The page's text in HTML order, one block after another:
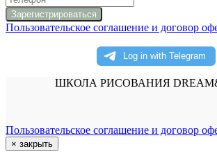
Пользовательское соглашение и договор
ШКОЛА РИСОВАНИЯ
Пользовательское соглашение и договор
× закрыть